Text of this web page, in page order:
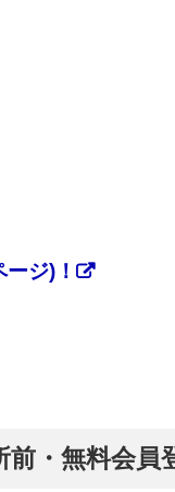
ジ)！
・無料会員